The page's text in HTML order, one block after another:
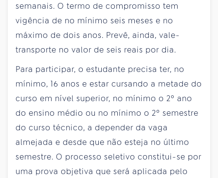
semanais. O termo de compromisso tem
vigência de no mínimo seis meses e no
máximo de dois anos. Prevê, ainda, vale-
transporte no valor de seis reais por dia.
Para participar, o estudante precisa ter, no
mínimo, 16 anos e estar cursando a metade do
curso em nível superior, no mínimo o 2º ano
do ensino médio ou no mínimo o 2º semestre
do curso técnico, a depender da vaga
almejada e desde que não esteja no último
semestre. O processo seletivo constitui-se por
uma prova objetiva que será aplicada pelo